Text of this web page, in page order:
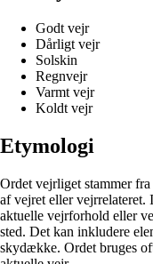
Godt vejr
Dårligt vejr
Solskin
Regnvejr
Varmt vejr
Koldt vejr
Etymologi
Ordet vejrliget stammer
af vejret eller vejrrelateret.
aktuelle vejrforhold eller
sted. Det kan inkludere
skydække. Ordet bruges